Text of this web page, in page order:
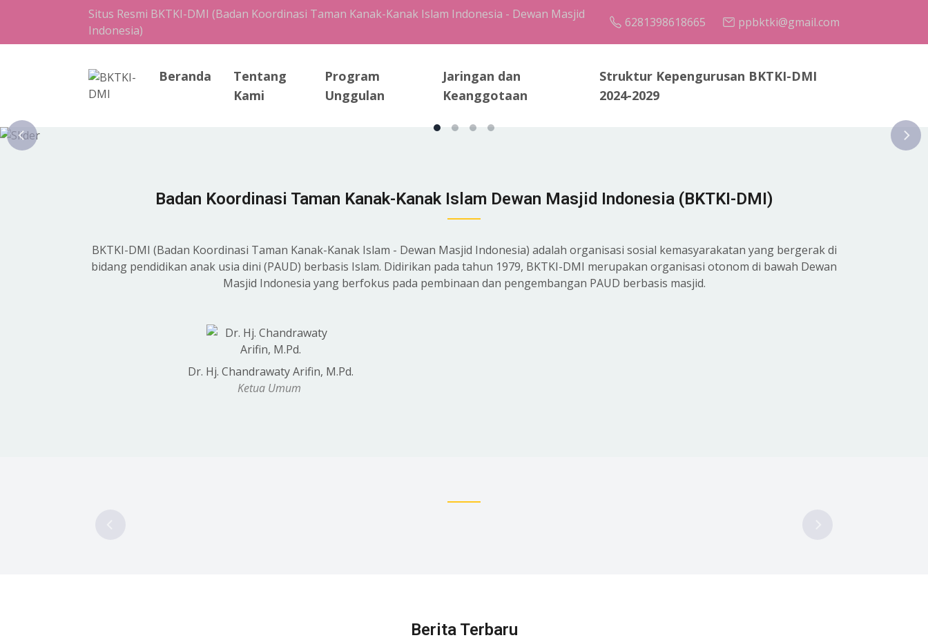
Situs Resmi BKTKI-DMI (Badan Koordinasi Taman Kanak-Kanak Islam Indonesia - Dewan Masjid
Indonesia)
6281398618665 ppbktki@gmail.com
Beranda
Tentang
Kami
Program
Unggulan
Jaringan dan
Keanggotaan
Struktur Kepengurusan BKTKI-DMI
2024-2029
Badan Koordinasi Taman Kanak-Kanak Islam Dewan Masjid Indonesia (BKTKI-DMI)
BKTKI-DMI (Badan Koordinasi Taman Kanak-Kanak Islam - Dewan Masjid Indonesia) adalah organisasi sosial kemasyarakatan yang bergerak di
bidang pendidikan anak usia dini (PAUD) berbasis Islam. Didirikan pada tahun 1979, BKTKI-DMI merupakan organisasi otonom di bawah Dewan
Masjid Indonesia yang berfokus pada pembinaan dan pengembangan PAUD berbasis masjid.
Dr. Hj. Chandrawaty Arifin, M.Pd.
Ketua Umum
Berita Terbaru